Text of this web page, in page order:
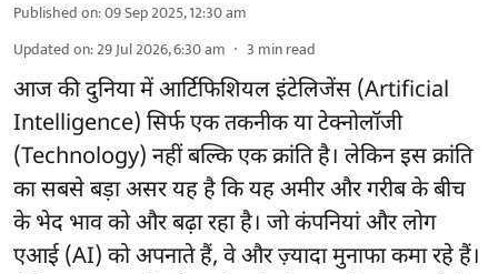
Published on:09 Sep 2025, 12:30 am
Updated on:29 Jul 2026, 6:30 am 3 min read
आज की दुनिया में आर्टिफिशियल इंटेलिजेंस (Artificial
Intelligence) सिर्फ एक तकनीक या टेक्नोलॉजी
(Technology) नहीं बल्कि एक क्रांति है। लेकिन इस क्रांति
का सबसे बड़ा असर यह है कि यह अमीर और गरीब के बीच
के भेद भाव को और बढ़ा रहा है। जो कंपनियां और लोग
एआई (AI) को अपनाते हैं, वे और ज़्यादा मुनाफा कमा रहे हैं।